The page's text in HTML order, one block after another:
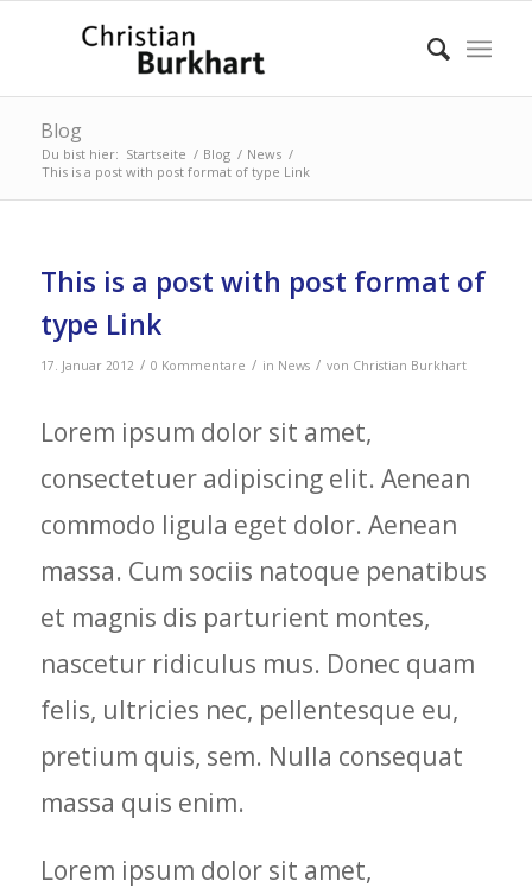
Blog
Du bist hier: Startseite / Blog / News /
This is a post with post format of type Link
This is a post with post format of
type Link
17. Januar 2012 / 0 Kommentare / in News / von Christian Burkhart
Lorem ipsum dolor sit amet,
consectetuer adipiscing elit. Aenean
commodo ligula eget dolor. Aenean
massa. Cum sociis natoque penatibus
et magnis dis parturient montes,
nascetur ridiculus mus. Donec quam
felis, ultricies nec, pellentesque eu,
pretium quis, sem. Nulla consequat
massa quis enim.
Lorem ipsum dolor sit amet,